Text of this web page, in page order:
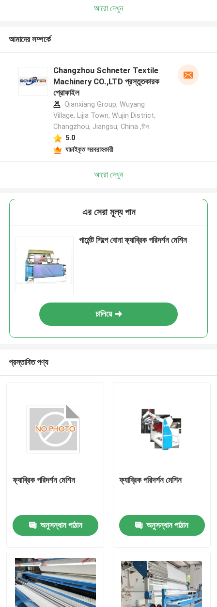
পণ্য
আমাদের সম্পর্কে
আরো দেখুন
আমাদের সম্পর্কে
Changzhou Schneter Textile
Machinery CO.,LTD প্রস্তুতকারক
প্রোফাইল
Qianxiang Group, Wuyang
Village, Lijia Town, Wujin District,
Changzhou, Jiangsu, China ,চীন
5.0
যাচাইকৃত সরবরাহকারী
আরো দেখুন
এর সেরা মূল্য পান
গার্মেন্ট শিল্পে বোনা ফ্যাব্রিক পরিদর্শন মেশিন
চালিয়ে
প্রস্তাবিত পণ্য
ফ্যাব্রিক পরিদর্শন মেশিন
অনুসন্ধান পাঠান
ফ্যাব্রিক পরিদর্শন মেশিন
অনুসন্ধান পাঠান